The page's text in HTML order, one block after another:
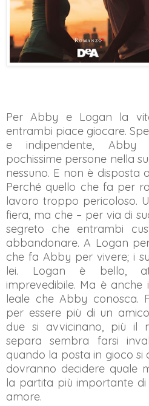
Per Abby e Logan la
entrambi piace giocare.
e indipendente, Abby
pochissime persone nella
nessuno. E non è disposta
Perché quello che fa per
lavoro troppo pericoloso.
fiera, ma che – per via di
segreto che entrambi
abbandonare. A Logan
che fa Abby per vivere; i
lei. Logan è bello,
imprevedibile. Ma è
leale che Abby conosca.
per essere più di un
due si avvicinano, più il
separa sembra farsi
quando la posta in gioco si
dovranno decidere quale
la partita più importante
amore.